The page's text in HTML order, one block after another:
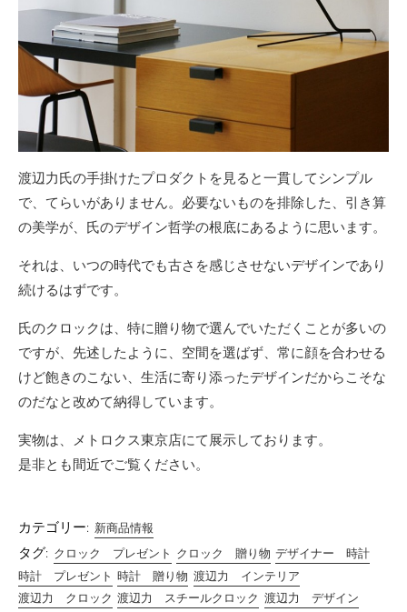
渡辺力氏の手掛けたプロダクトを見ると一貫してシンプル
で、てらいがありません。必要ないものを排除した、引き算
の美学が、氏のデザイン哲学の根底にあるように思います。
それは、いつの時代でも古さを感じさせないデザインであり
続けるはずです。
氏のクロックは、特に贈り物で選んでいただくことが多いの
ですが、先述したように、空間を選ばず、常に顔を合わせる
けど飽きのこない、生活に寄り添ったデザインだからこそな
のだなと改めて納得しています。
実物は、メトロクス東京店にて展示しております。
是非とも間近でご覧ください。
カテゴリー: 新商品情報
タグ: クロック プレゼント クロック 贈り物 デザイナー 時計
時計 プレゼント 時計 贈り物 渡辺力 インテリア
渡辺力 クロック 渡辺力 スチールクロック 渡辺力 デザイン